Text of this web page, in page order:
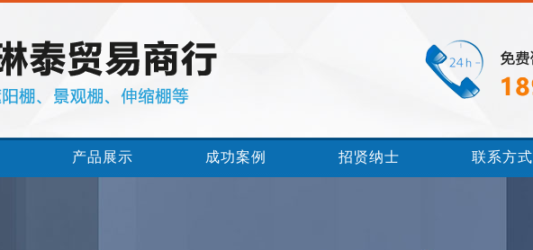
产品展示 成功案例 招贤纳士 联系方式